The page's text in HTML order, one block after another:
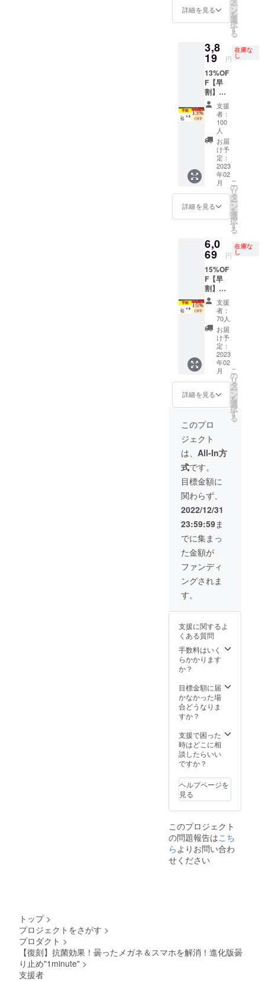
荷時期
が遅れ
があり
ます。
により
正規販
する可
能性も
ござい
ます。
※デザイ
ン・仕
様は変
更にな
る可能
性もご
ざいま
す。ご
了承く
ださ
い。 ※
ご注文
状況、
使用部
材の供
況、製
造工程
上の都
合等に
より出
荷時期
が遅れ
る場合
があり
ます。
が販売
予定価
可能性
もござ
いま
す。ま
た、輸
入資材
等の価
格高騰
により
正規販
売価格
が変動
する可
能性も
ござい
ます。
ン・仕
様は変
る可能
性もご
ざいま
す。ご
了承く
ださ
い。 ※
ご注文
状況、
使用部
材の供
給状
況、製
造工程
上の都
合等に
より出
荷時期
が遅れ
る場合
があり
ます
もござ
入資材
等の価
により
正規販
売価格
が変動
する可
能性も
ござい
ます。
※デザイ
ン・仕
様は変
更にな
る可能
ざいま
す。ご
い。 ※
ご注文
状況、
使用部
材の供
給状
況、製
造工程
上の都
合等に
より出
荷時期
が遅れ
る場合
があり
格
2,950円
（税
込・送
料込）
一般販
売予定
価格
（セッ
ト割50
円引）
2,950円
（税
込・送
料込）
→【11
%OFF
】2,619
円（税
込・送
り約
1,310円
（税
込）
詳細を見る ー
ン
を
選
択
す
る
3,8
19 円
在庫な
し
13%OF
F【早
割】
1minut
e Anti-
Fog
Cleaner
×3枚
1,500円
×3枚
=4,500
円→一
般販売
予定価
格
ト割100
4,400円
（税
込・送
料込）
一般販
売予定
価格
（セッ
ト割100
円引）
4,400円
（税
込・送
料込）
→【13
%OFF
】3,819
料込）
り約
1,273円
込） ※
皆様の
ご支援
により
量産効
上した
場合、
正規販
売価格
が販売
予定価
格より
もござ
いま
す。ま
た、輸
入資材
等の価
正規販
売価格
が変動
ござい
ます。
※デザイ
ン・仕
更にな
る可能
性もご
ざいま
了承く
ださ
い。 ※
ご注文
荷時期
支援
者：
100
人
お届
け予
定：
2023
年02
月
詳細を見る
こ
の
リ
タ
ー
ン
を
選
択
す
る
6,0
69 円
在庫な
し
15%OF
F【早
割】
1minut
e Anti-
Fog
Cleaner
×5枚
1,500円
×5枚
=7,500
円→一
般販売
予定価
格
（セッ
ト割350
円引）
7,150円
（税
込・送
料込）
一般販
売予定
価格
（セッ
ト割350
円引）
7,150円
（税
込・送
料込）
→【15
%OFF
込・送
1枚あた
り約
1,213円
（税
込） ※
ご支援
により
量産効
率が向
場合、
正規販
売価格
が販売
格より
下がる
可能性
もござ
す。ま
た、輸
入資材
等の価
格高騰
※デザイ
ン・仕
支援
者：
70人
お届
け予
定：
2023
年02
月
詳細を見る
こ
の
リ
タ
ー
ン
を
選
択
す
る
このプロ
ジェクト
は、 All-In方
式です。
目標金額に
関わらず、
2022/12/31
23:59:59ま
でに集まっ
た金額が
ファンディ
ングされま
す。
支援に関するよ
くある質問
手数料はいく
らかかります
か？
目標金額に届
かなかった場
合どうなりま
すか？
支援で困った
時はどこに相
談したらいい
ですか？
ヘルプページを
見る
このプロジェクト
の問題報告はこち
ら よりお問い合わ
せください
トップ >
プロジェクトをさがす >
プロダクト >
【復刻】抗菌効果！曇ったメガネ＆スマホを解消！進化版曇
り止め"1minute" >
支援者